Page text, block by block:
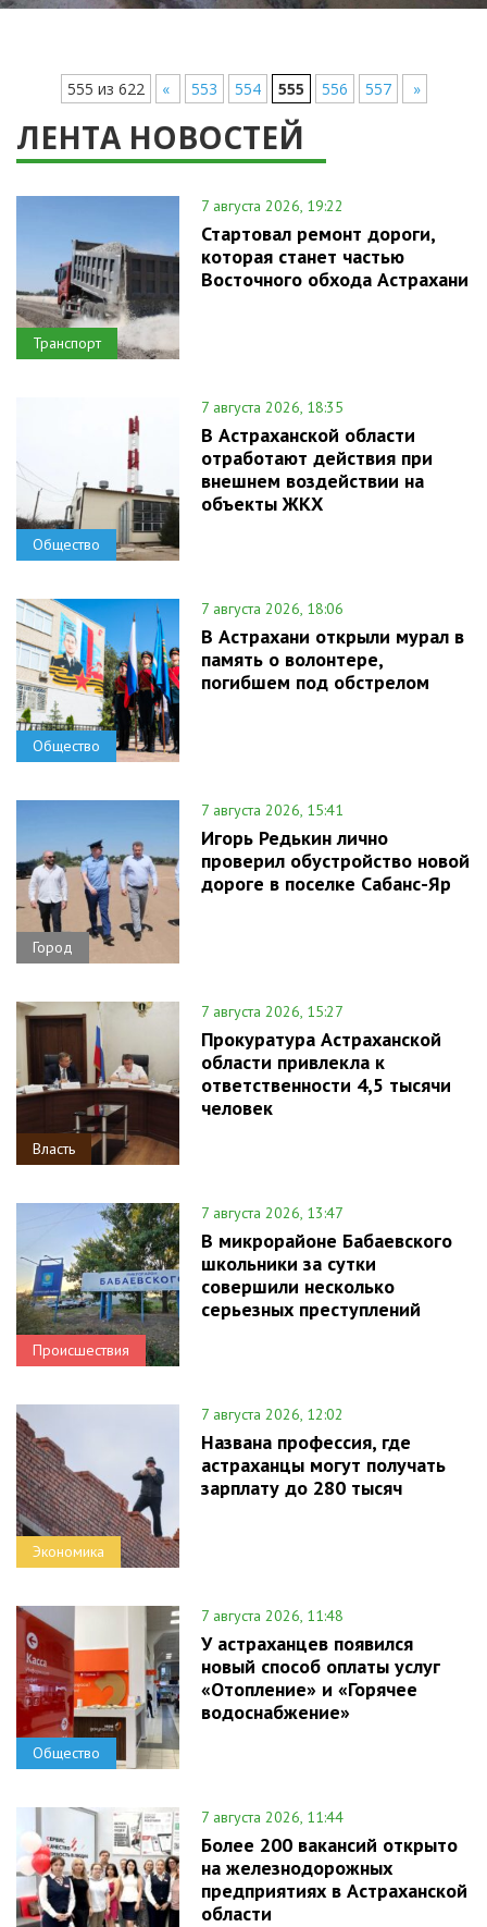
555 из 622 « 553 554 555 556 557 »
ЛЕНТА НОВОСТЕЙ
Транспорт
7 августа 2026, 19:22
Стартовал ремонт дороги,
которая станет частью
Восточного обхода Астрахани
Общество
7 августа 2026, 18:35
В Астраханской области
отработают действия при
внешнем воздействии на
объекты ЖКХ
Общество
7 августа 2026, 18:06
В Астрахани открыли мурал в
память о волонтере,
погибшем под обстрелом
Город
7 августа 2026, 15:41
Игорь Редькин лично
проверил обустройство новой
дороге в поселке Сабанс-Яр
Власть
7 августа 2026, 15:27
Прокуратура Астраханской
области привлекла к
ответственности 4,5 тысячи
человек
Происшествия
7 августа 2026, 13:47
В микрорайоне Бабаевского
школьники за сутки
совершили несколько
серьезных преступлений
Экономика
7 августа 2026, 12:02
Названа профессия, где
астраханцы могут получать
зарплату до 280 тысяч
Общество
7 августа 2026, 11:48
У астраханцев появился
новый способ оплаты услуг
«Отопление» и «Горячее
водоснабжение»
7 августа 2026, 11:44
Более 200 вакансий открыто
на железнодорожных
предприятиях в Астраханской
области